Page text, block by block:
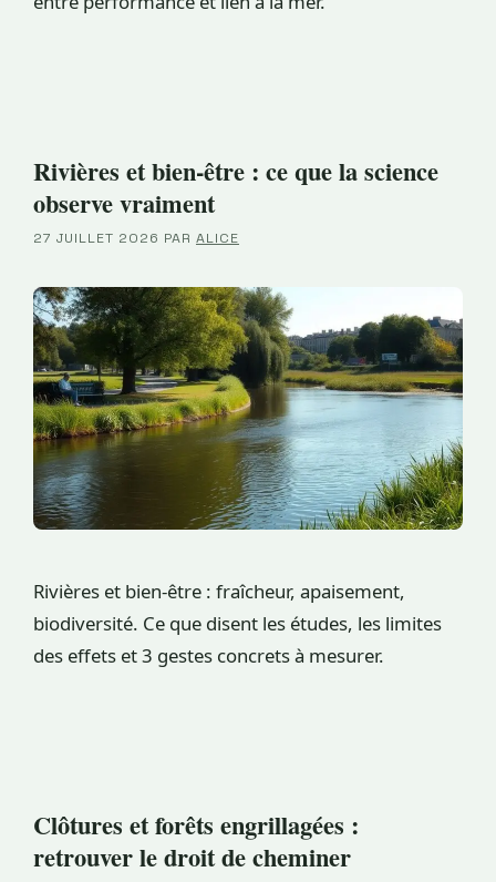
Rivières et bien-être : ce que la science
observe vraiment
27 JUILLET 2026 PAR ALICE
Rivières et bien-être : fraîcheur, apaisement,
biodiversité. Ce que disent les études, les limites
des effets et 3 gestes concrets à mesurer.
Clôtures et forêts engrillagées :
retrouver le droit de cheminer